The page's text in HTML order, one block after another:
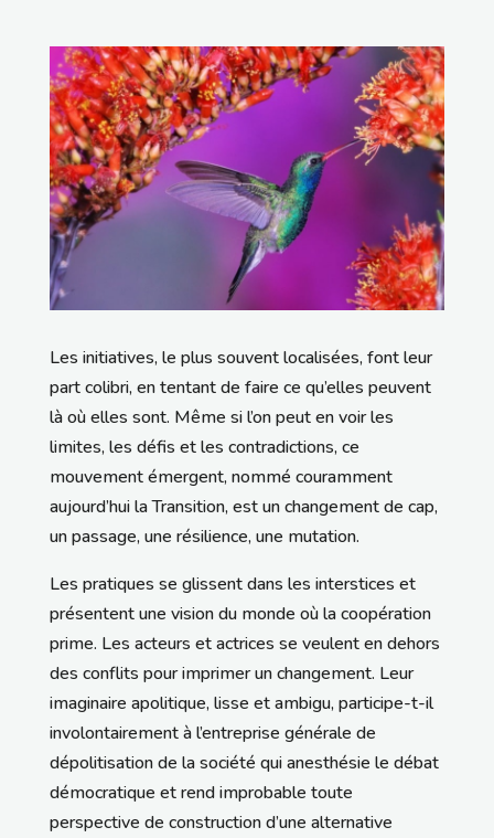
Les initiatives, le plus souvent localisées, font leur
part colibri, en tentant de faire ce qu’elles peuvent
là où elles sont. Même si l’on peut en voir les
limites, les défis et les contradictions, ce
mouvement émergent, nommé couramment
aujourd’hui la Transition, est un changement de cap,
un passage, une résilience, une mutation.
Les pratiques se glissent dans les interstices et
présentent une vision du monde où la coopération
prime. Les acteurs et actrices se veulent en dehors
des conflits pour imprimer un changement. Leur
imaginaire apolitique, lisse et ambigu, participe-t-il
involontairement à l’entreprise générale de
dépolitisation de la société qui anesthésie le débat
démocratique et rend improbable toute
perspective de construction d’une alternative